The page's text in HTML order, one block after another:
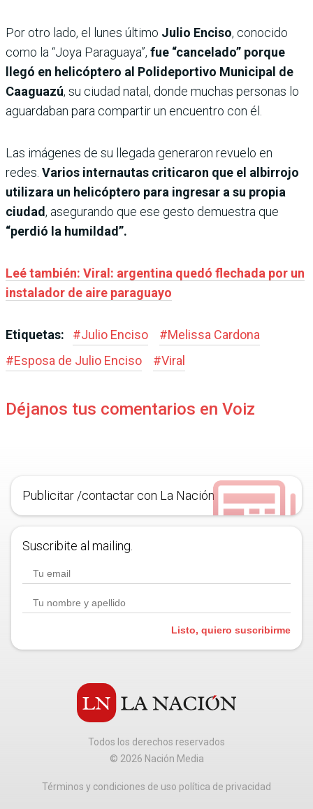
Por otro lado, el lunes último Julio Enciso, conocido
como la “Joya Paraguaya”, fue “cancelado” porque
llegó en helicóptero al Polideportivo Municipal de
Caaguazú, su ciudad natal, donde muchas personas lo
aguardaban para compartir un encuentro con él.
Las imágenes de su llegada generaron revuelo en
redes. Varios internautas criticaron que el albirrojo
utilizara un helicóptero para ingresar a su propia
ciudad, asegurando que ese gesto demuestra que
“perdió la humildad”.
Leé también: Viral: argentina quedó flechada por un
instalador de aire paraguayo
Etiquetas: #Julio Enciso #Melissa Cardona
#Esposa de Julio Enciso #Viral
Déjanos tus comentarios en Voiz
Publicitar /contactar con La Nación
Suscribite al mailing.
Listo, quiero suscribirme
Todos los derechos reservados
© 2026 Nación Media
Términos y condiciones de uso política de privacidad